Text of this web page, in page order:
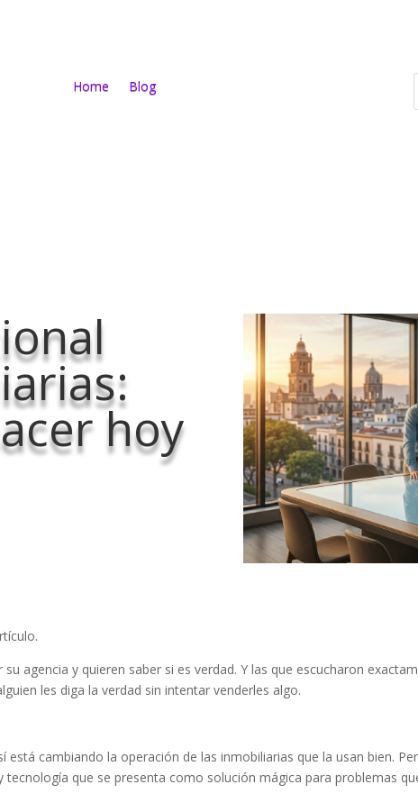
Home Blog
hoy
agencia y quieren saber si es verdad. Y las que escucharon
les diga la verdad sin intentar venderles algo.
está cambiando la operación de las inmobiliarias que la usan bien.
que se presenta como solución mágica para problemas